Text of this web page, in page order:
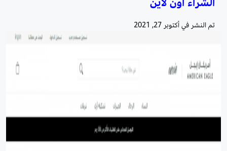
تم النشر فيأكتوبر 27, 2021